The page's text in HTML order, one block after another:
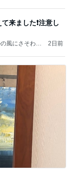
来ました❗️注意し
風にさそわれ
2日前